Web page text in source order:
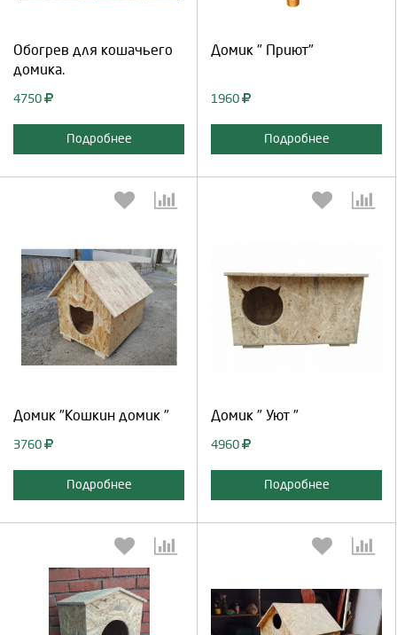
Обогрев для кошачьего
домика.
4750
Подробнее
Домик " Приют"
1960
Подробнее
Домик "Кошкин домик "
3760
Подробнее
Выберите количество:
Домик " Уют "
4960
Подробнее
Выберите количество: